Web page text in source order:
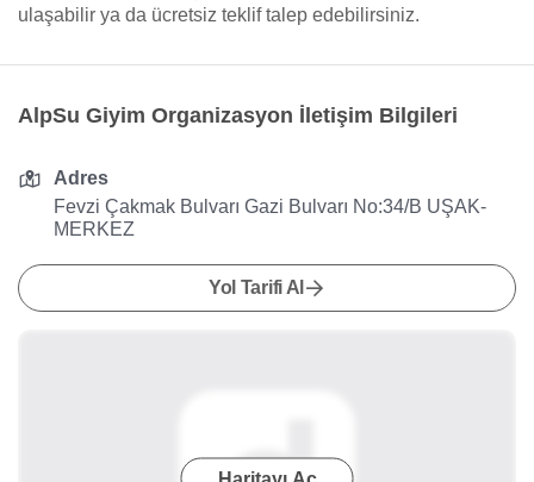
ulaşabilir ya da ücretsiz teklif talep edebilirsiniz.
AlpSu Giyim Organizasyon İletişim Bilgileri
Adres
Fevzi Çakmak Bulvarı Gazi Bulvarı No:34/B UŞAK-
MERKEZ
Yol Tarifi Al